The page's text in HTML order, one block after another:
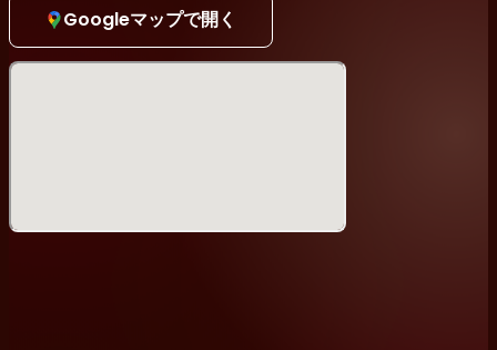
246号線多摩川二子橋下ですので、小雨程度は開催。（開催
の有無は当日インスタ等で連絡します）
Googleマップで開く